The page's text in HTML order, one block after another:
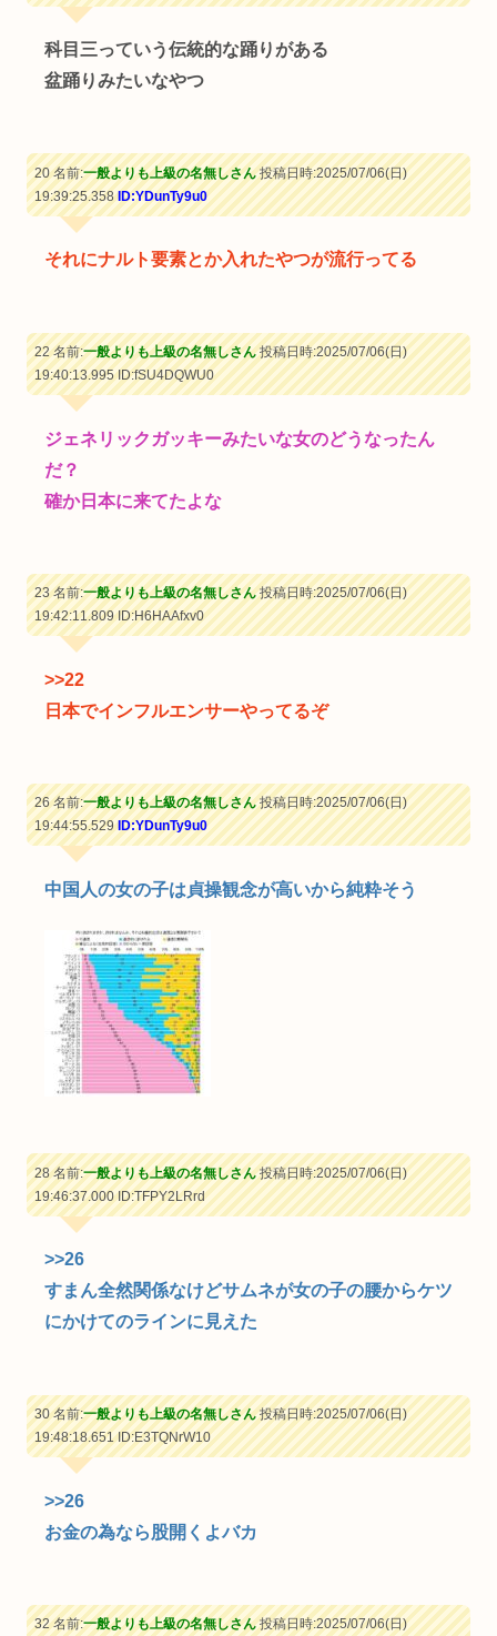
科目三っていう伝統的な踊りがある
盆踊りみたいなやつ
20 名前:一般よりも上級の名無しさん投稿日時:2025/07/06(日)
19:39:25.358ID:YDunTy9u0
それにナルト要素とか入れたやつが流行ってる
22 名前:一般よりも上級の名無しさん投稿日時:2025/07/06(日)
19:40:13.995ID:fSU4DQWU0
ジェネリックガッキーみたいな女のどうなったん
だ？
確か日本に来てたよな
23 名前:一般よりも上級の名無しさん投稿日時:2025/07/06(日)
19:42:11.809ID:H6HAAfxv0
>>22
日本でインフルエンサーやってるぞ
26 名前:一般よりも上級の名無しさん投稿日時:2025/07/06(日)
19:44:55.529ID:YDunTy9u0
中国人の女の子は貞操観念が高いから純粋そう
28 名前:一般よりも上級の名無しさん投稿日時:2025/07/06(日)
19:46:37.000ID:TFPY2LRrd
>>26
すまん全然関係なけどサムネが女の子の腰からケツ
にかけてのラインに見えた
30 名前:一般よりも上級の名無しさん投稿日時:2025/07/06(日)
19:48:18.651ID:E3TQNrW10
>>26
お金の為なら股開くよバカ
32 名前:一般よりも上級の名無しさん投稿日時:2025/07/06(日)